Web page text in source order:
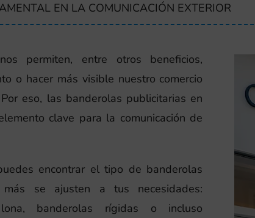
EN LA COMUNICACIÓN EXTERIOR
permiten, entre otros beneficios,
o hacer más visible nuestro comercio
eso, las banderolas publicitarias en
clave para la comunicación de
encontrar el tipo de banderolas
más se ajusten a tus necesidades:
banderolas rígidas o incluso